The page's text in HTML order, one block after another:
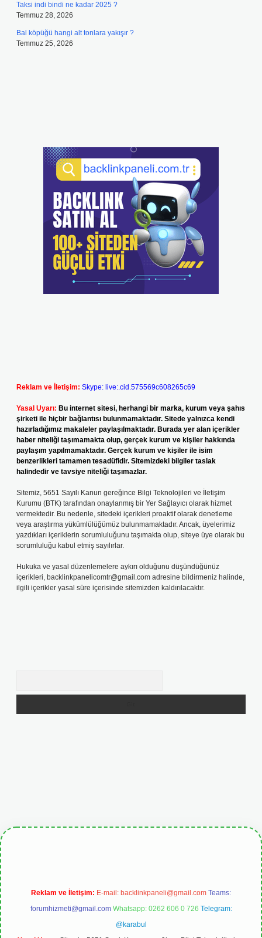
Taksi indi bindi ne kadar 2025 ?
Temmuz 28, 2026
Bal köpüğü hangi alt tonlara yakışır ?
Temmuz 25, 2026
Reklam ve İletişim: Skype: live:.cid.575569c608265c69
Yasal Uyarı: Bu internet sitesi, herhangi bir marka, kurum veya şahıs
şirketi ile hiçbir bağlantısı bulunmamaktadır. Sitede yalnızca kendi
hazırladığımız makaleler paylaşılmaktadır. Burada yer alan içerikler
haber niteliği taşımamakta olup, gerçek kurum ve kişiler hakkında
paylaşım yapılmamaktadır. Gerçek kurum ve kişiler ile isim
benzerlikleri tamamen tesadüfidir. Sitemizdeki bilgiler taslak
halindedir ve tavsiye niteliği taşımazlar.
Sitemiz, 5651 Sayılı Kanun gereğince Bilgi Teknolojileri ve İletişim
Kurumu (BTK) tarafından onaylanmış bir Yer Sağlayıcı olarak hizmet
vermektedir. Bu nedenle, sitedeki içerikleri proaktif olarak denetleme
veya araştırma yükümlülüğümüz bulunmamaktadır. Ancak, üyelerimiz
yazdıkları içeriklerin sorumluluğunu taşımakta olup, siteye üye olarak bu
sorumluluğu kabul etmiş sayılırlar.
Hukuka ve yasal düzenlemelere aykırı olduğunu düşündüğünüz
içerikleri, backlinkpanelicomtr@gmail.com adresine bildirmeniz halinde,
ilgili içerikler yasal süre içerisinde sitemizden kaldırılacaktır.
Reklam ve İletişim: E-mail: backlinkpaneli@gmail.com Teams:
forumhizmeti@gmail.com Whatsapp: 0262 606 0 726 Telegram:
@karabul